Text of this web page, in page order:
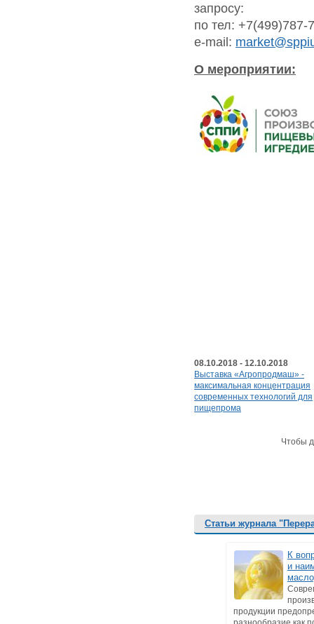
запросу:
по тел:
e-mail:
О мероприятии:
08.10.2018 - 12.10.2018
Выставка «Агропродмаш» -
максимальная концентрация
современных технологий для
пищепрома
Чтобы
Статьи журнала
К
и
продукции